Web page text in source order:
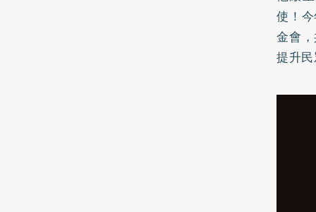
使！
金會
提升